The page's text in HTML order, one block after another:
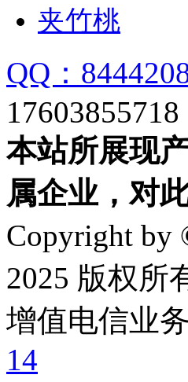
夹竹桃
QQ：
17603855718
本站所展现
属企业，对
Copyright by
2025 版权所
增值电信业
14